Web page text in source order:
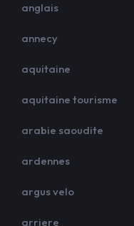
anglais
annecy
aquitaine
aquitaine tourisme
arabie saoudite
ardennes
argus velo
arriere